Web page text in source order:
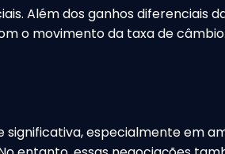
Além dos ganhos diferenciais
o movimento da taxa de
especialmente em